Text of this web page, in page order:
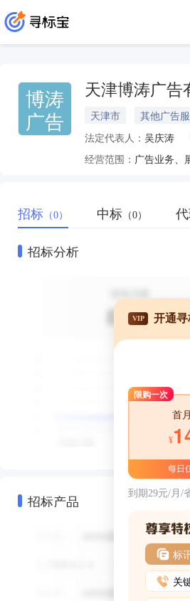
博涛
广告
天津博涛广告
天津市 其他广告
法定代表人： 吴庆涛
经营范围：
招标 （0） 中标 （0）
招标分析
招标产品
VIP 开通
限购一次
首
¥
每日
到期29元/月/
标
关